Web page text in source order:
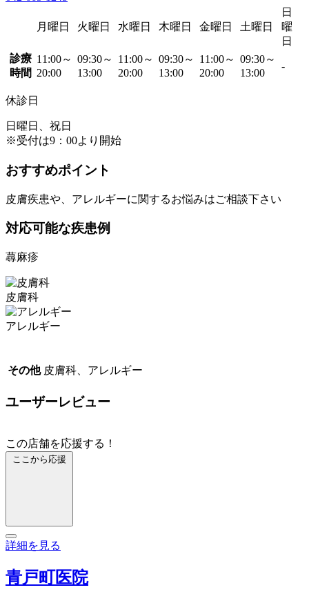
月曜日 火曜日 水曜日 木曜日 金曜日 土曜日
日
曜
日
診療
時間
11:00～
20:00
09:30～
13:00
11:00～
20:00
09:30～
13:00
11:00～
20:00
09:30～
13:00
-
休診日
日曜日、祝日
※受付は9：00より開始
おすすめポイント
皮膚疾患や、アレルギーに関するお悩みはご相談下さい
対応可能な疾患例
蕁麻疹
皮膚科
アレルギー
その他 皮膚科、アレルギー
ユーザーレビュー
この店舗を応援する！
ここから応援
詳細を見る
青戸町医院